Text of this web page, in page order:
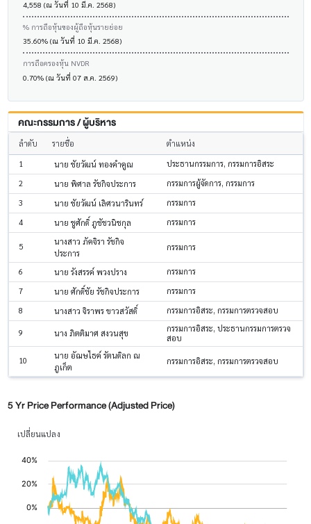
4,558 (ณ วันที่ 10 มี.ค. 2568)
% การถือหุ้นของผู้ถือหุ้นรายย่อย
35.60% (ณ วันที่ 10 มี.ค. 2568)
การถือครองหุ้น NVDR
0.70% (ณ วันที่ 07 ส.ค. 2569)
คณะกรรมการ / ผู้บริหาร
ลำดับ รายชื่อ
ตำแหน่ง
1
นาย ชัยวัฒน์ ทองคำคูณ
ประธานกรรมการ, กรรมการอิสระ
2
นาย พิศาล รัชกิจประการ
กรรมการผู้จัดการ, กรรมการ
3
นาย ชัยวัฒน์ เลิศวนารินทร์
กรรมการ
4
นาย ชูศักดิ์ ภูชัชวนิชกุล กรรมการ
5
นางสาว ภัคจิรา รัชกิจ
ประการ
กรรมการ
6 นาย รังสรรค์ พวงปราง
กรรมการ
7
นาย ศักดิ์ชัย รัชกิจประการ
กรรมการ
8
นางสาว จิราพร ขาวสวัสดิ์ กรรมการอิสระ, กรรมการตรวจสอบ
9 นาง ภิตติมาศ สงวนสุข
กรรมการอิสระ, ประธานกรรมการตรวจ
สอบ
10
นาย อัฌษไธค์ รัตนดิลก ณ
ภูเก็ต
กรรมการอิสระ, กรรมการตรวจสอบ
5 Yr Price Performance (Adjusted Price)
เปลี่ยนแปลง